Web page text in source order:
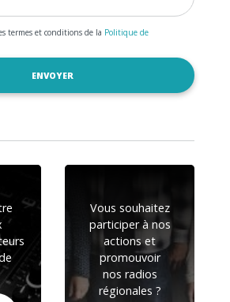
termes et conditions de la Politique de
Vous souhaitez
participer à nos
actions et
promouvoir
nos radios
régionales ?